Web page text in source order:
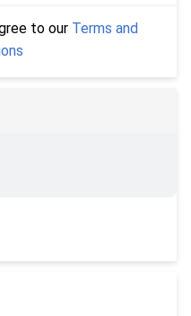
to our Terms and